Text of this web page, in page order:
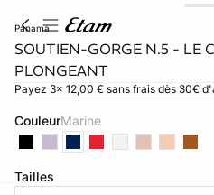
panama
SOUTIEN-GORGE N.5 - LE
PLONGEANT
Payez 3x 12,00 € sans frais dès 30€
Couleur marine
Tailles